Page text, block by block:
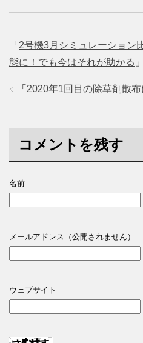
「 2号機3月シミュレーション
態に！でも今はそれが助かる 」
「 2020年1回目の除草剤散布
コメントを残す
名前
メールアドレス（公開されません）
ウェブサイト